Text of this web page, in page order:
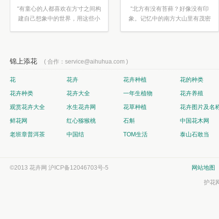
“有童心的人都喜欢在方寸之间构
建自己想象中的世界，用这些小
“北方有没有苔藓？好像没有印
象。记忆中的南方大山里有茂密
锦上添花 ( 合作：service@aihuhua.com )
花 花卉 花卉种植
花的种类
花卉种类
花卉大全 一年生植物
花卉养殖
观赏花卉大全
水生花卉网 花草种植
花卉图片及名
鲜花网
红心猕猴桃 石斛
中国花木网
老班章普洱茶
中国结 TOM生活 泰山石敢当
©2013 花卉网 沪ICP备12046703号-5 网站地图
护花